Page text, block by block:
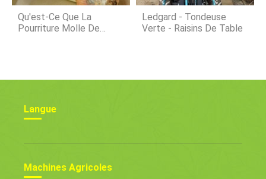
Qu'est-Ce Que La
Pourriture Molle De
Ledgard - Tondeuse
Verte - Raisins De Table
Langue
Machines Agricoles